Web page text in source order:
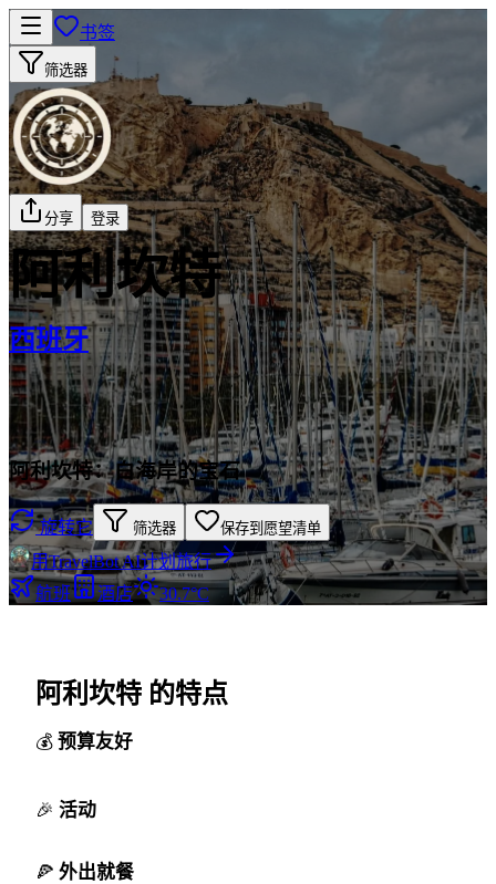
书签
筛选器
分享 登录
阿利坎特
西班牙
阿利坎特：白海岸的宝石
旋转它 筛选器 保存到愿望清单
用TravelBot AI计划旅行
航班
酒店 30.7°C
阿利坎特 的特点
预算友好
活动
外出就餐